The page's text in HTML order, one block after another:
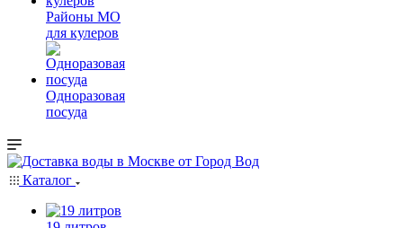
Районы МО
для кулеров
Одноразовая
посуда
Каталог